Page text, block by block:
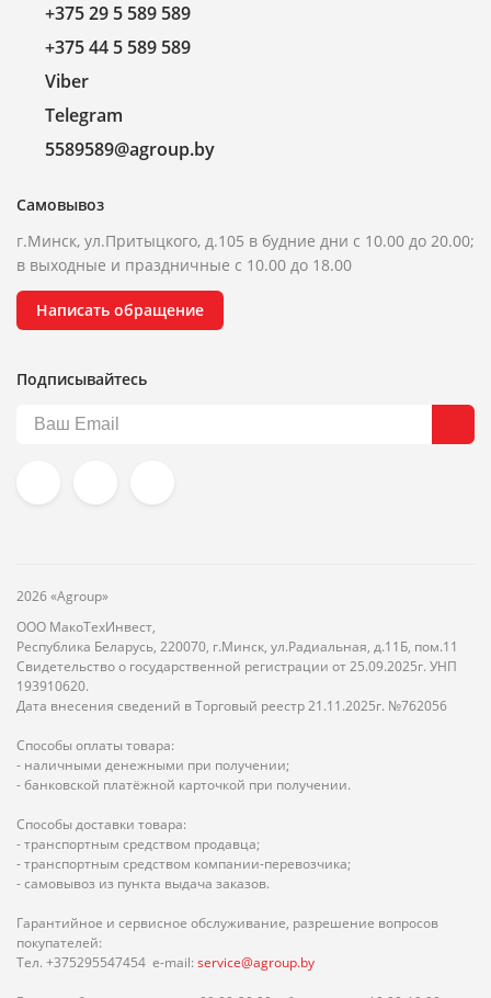
+375 29 5 589 589
+375 44 5 589 589
Viber
Telegram
5589589@agroup.by
Самовывоз
г.Минск, ул.Притыцкого, д.105 в будние дни с 10.00 до 20.00;
в выходные и праздничные с 10.00 до 18.00
Написать обращение
Подписывайтесь
2026 «Agroup»
ООО МакоТехИнвест,
Республика Беларусь, 220070, г.Минск, ул.Радиальная, д.11Б, пом.11
Свидетельство о государственной регистрации от 25.09.2025г. УНП
193910620.
Дата внесения сведений в Торговый реестр 21.11.2025г. №762056
Способы оплаты товара:
- наличными денежными при получении;
- банковской платёжной карточкой при получении.
Способы доставки товара:
- транспортным средством продавца;
- транспортным средством компании-перевозчика;
- самовывоз из пункта выдача заказов.
Гарантийное и сервисное обслуживание, разрешение вопросов
покупателей:
Тел. +375295547454 e-mail: service@agroup.by